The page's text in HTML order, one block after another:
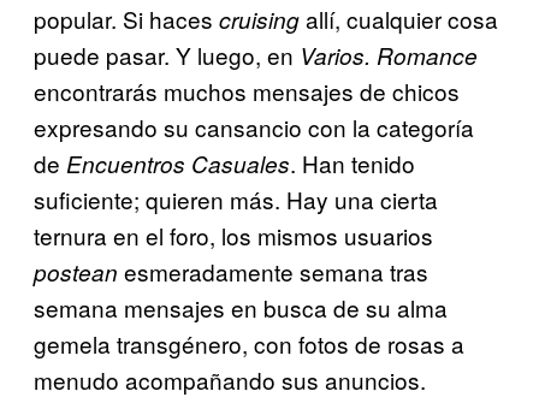
popular. Si haces cruisingallí, cualquier cosa
puede pasar. Y luego, en Varios. Romance
encontrarás muchos mensajes de chicos
expresando su cansancio con la categoría
de Encuentros Casuales. Han tenido
suficiente; quieren más. Hay una cierta
ternura en el foro, los mismos usuarios
postean esmeradamente semana tras
semana mensajes en busca de su alma
gemela transgénero, con fotos de rosas a
menudo acompañando sus anuncios.